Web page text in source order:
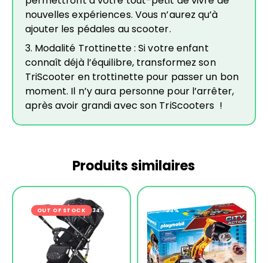
nouvelles expériences. Vous n’aurez qu’à
ajouter les pédales au scooter.
3. Modalité Trottinette : Si votre enfant
connaît déjà l’équilibre, transformez son
TriScooter en trottinette pour passer un bon
moment. Il n’y aura personne pour l’arrêter,
après avoir grandi avec son TriScooters !
Produits similaires
OUT OF STOCK -34% -23%